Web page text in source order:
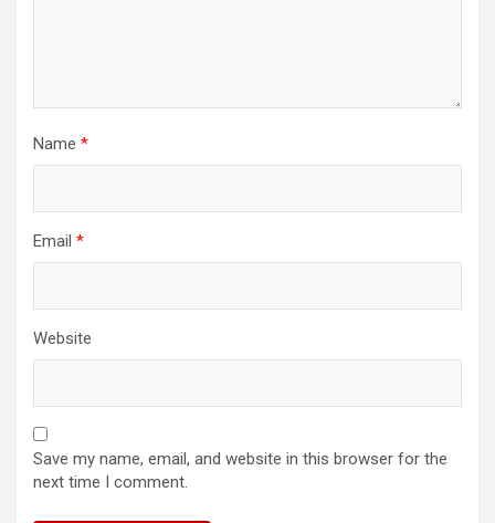
Name *
Email *
Website
Save my name, email, and website in this browser for the
next time I comment.